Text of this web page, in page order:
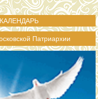
Патриархии